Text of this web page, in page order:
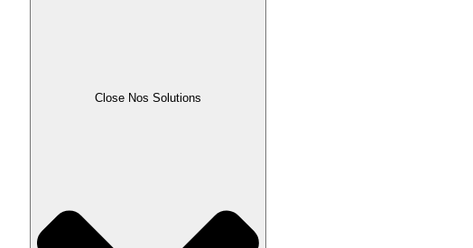
Close Nos Solutions